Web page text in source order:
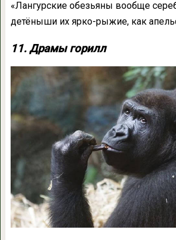
«Лангурские обезьяны вообще
детёныши их ярко-рыжие, как
11. Драмы горилл